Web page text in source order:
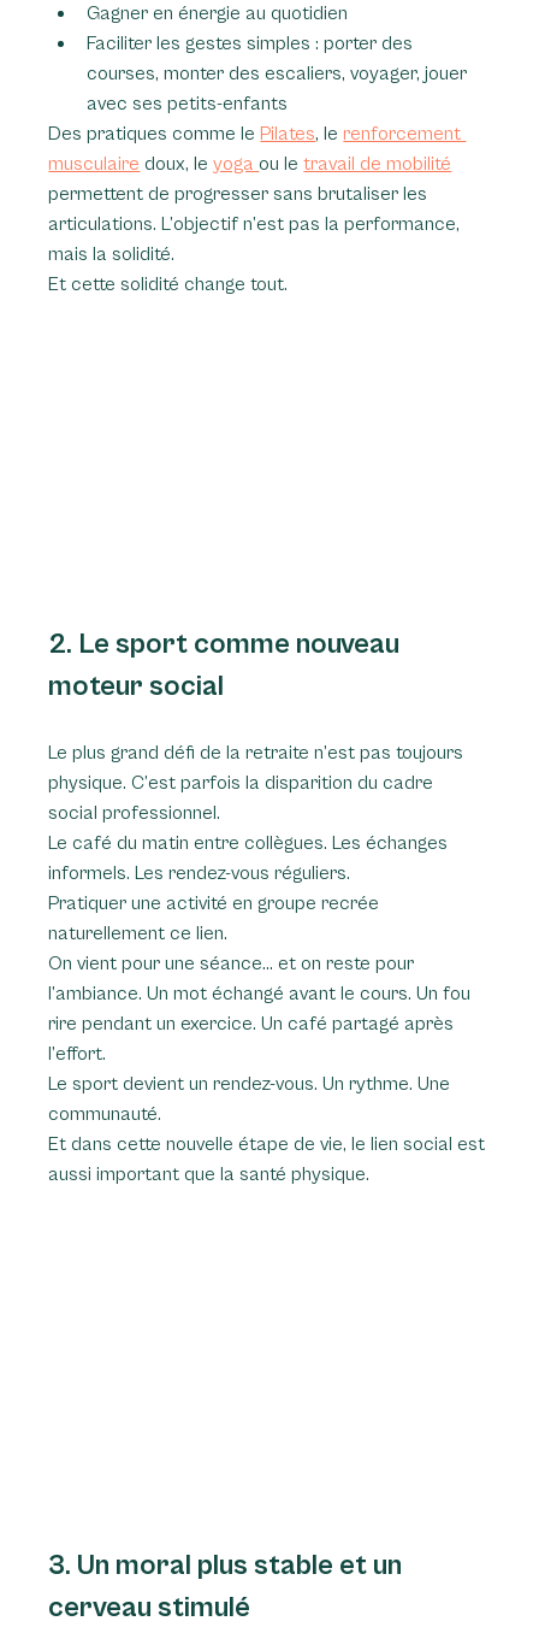
Gagner en énergie au quotidien
Faciliter les gestes simples : porter des
courses, monter des escaliers, voyager, jouer
avec ses petits-enfants
Des pratiques comme le Pilates, le renforcement
musculaire doux, le yoga ou le travail de mobilité
permettent de progresser sans brutaliser les
articulations. L’objectif n’est pas la performance,
mais la solidité.
Et cette solidité change tout.
2. Le sport comme nouveau
moteur social
Le plus grand défi de la retraite n’est pas toujours
physique. C’est parfois la disparition du cadre
social professionnel.
Le café du matin entre collègues. Les échanges
informels. Les rendez-vous réguliers.
Pratiquer une activité en groupe recrée
naturellement ce lien.
On vient pour une séance… et on reste pour
l’ambiance. Un mot échangé avant le cours. Un fou
rire pendant un exercice. Un café partagé après
l’effort.
Le sport devient un rendez-vous. Un rythme. Une
communauté.
Et dans cette nouvelle étape de vie, le lien social est
aussi important que la santé physique.
3. Un moral plus stable et un
cerveau stimulé